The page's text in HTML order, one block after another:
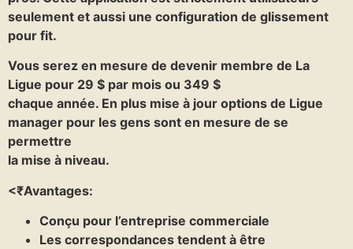
seulement et aussi une configuration de glissement
pour fit.
Vous serez en mesure de devenir membre de La
Ligue pour 29 $ par mois ou 349 $
chaque année. En plus mise à jour options de Ligue
manager pour les gens sont en mesure de se
permettre
la mise à niveau.
<₹Avantages:
Conçu pour l’entreprise commerciale
Les correspondances tendent à être